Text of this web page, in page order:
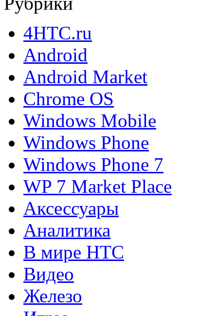
4HTC.ru
Android
Android Market
Chrome OS
Windows Mobile
Windows Phone
Windows Phone 7
WP 7 Market Place
Аксессуары
Аналитика
В мире HTC
Видео
Железо